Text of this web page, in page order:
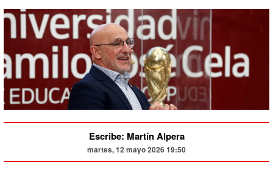
Escribe: Martín Alpera
martes, 12 mayo 2026 19:50